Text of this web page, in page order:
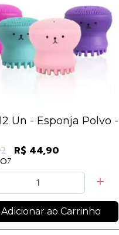
Un - Esponja Polvo -
R$ 44,90
Adicionar ao Carrinho